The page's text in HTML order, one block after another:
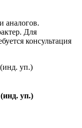
аналогов.
Для
консультация
уп.)